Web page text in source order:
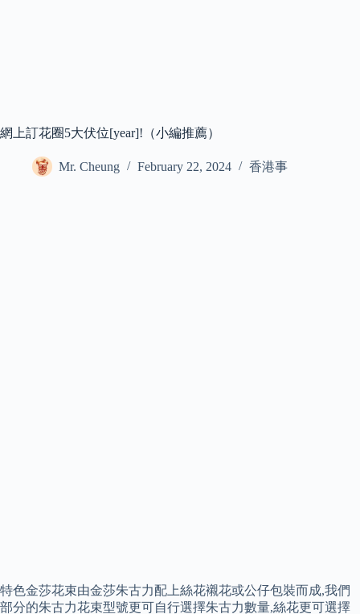
網上訂花圈5大伏位[year]!（小編推薦）
Mr. Cheung February 22, 2024 香港事
特色金莎花束由金莎朱古力配上絲花襯花或公仔包裝而成,我們
部分的朱古力花束型號更可自行選擇朱古力數量,絲花更可選擇